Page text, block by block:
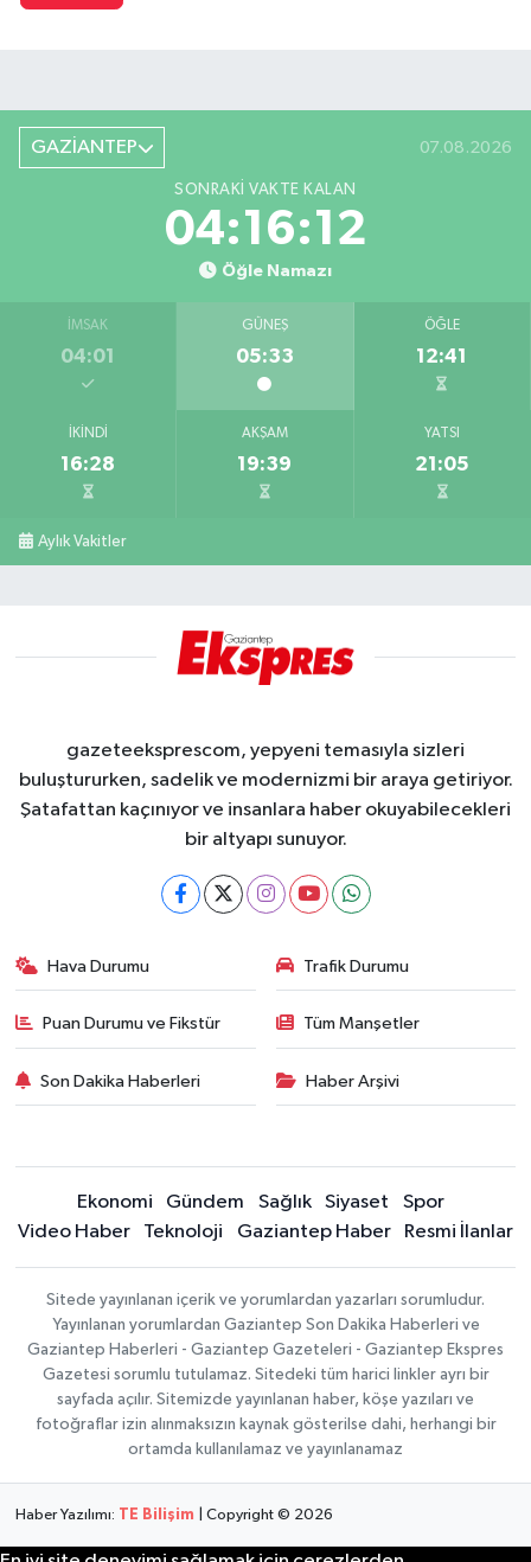
GAZİANTEP 07.08.2026
SONRAKI VAKTE KALAN
04:16:12
Öğle Namazı
İMSAK
04:01
GÜNEŞ
05:33
ÖĞLE
12:41
İKINDI
16:28
AKŞAM
19:39
YATSI
21:05
Aylık Vakitler
gazeteeksprescom, yepyeni temasıyla sizleri
buluştururken, sadelik ve modernizmi bir araya getiriyor.
Şatafattan kaçınıyor ve insanlara haber okuyabilecekleri
bir altyapı sunuyor.
Hava Durumu Trafik Durumu
Puan Durumu ve Fikstür Tüm Manşetler
Son Dakika Haberleri Haber Arşivi
Ekonomi Gündem Sağlık Siyaset
Spor
Video Haber
Teknoloji Gaziantep Haber Resmi İlanlar
Sitede yayınlanan içerik ve yorumlardan yazarları sorumludur.
Yayınlanan yorumlardan Gaziantep Son Dakika Haberleri ve
Gaziantep Haberleri - Gaziantep Gazeteleri - Gaziantep Ekspres
Gazetesi sorumlu tutulamaz. Sitedeki tüm harici linkler ayrı bir
sayfada açılır. Sitemizde yayınlanan haber, köşe yazıları ve
fotoğraflar izin alınmaksızın kaynak gösterilse dahi, herhangi bir
ortamda kullanılamaz ve yayınlanamaz
Haber Yazılımı: TE Bilişim | Copyright © 2026